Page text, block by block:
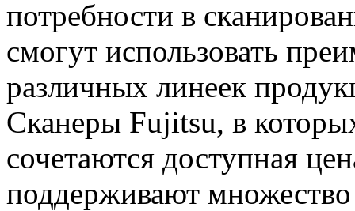
потребности в
смогут использовать
различных линеек
Сканеры Fujitsu, в
сочетаются доступная
поддерживают